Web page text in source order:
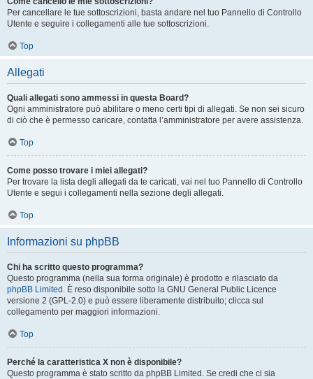
Per cancellare le tue sottoscrizioni, basta andare nel tuo Pannello di Controllo
Utente e seguire i collegamenti alle tue sottoscrizioni.
Top
Allegati
Quali allegati sono ammessi in questa Board?
Ogni amministratore può abilitare o meno certi tipi di allegati. Se non sei sicuro
di ciò che è permesso caricare, contatta l’amministratore per avere assistenza.
Top
Come posso trovare i miei allegati?
Per trovare la lista degli allegati da te caricati, vai nel tuo Pannello di Controllo
Utente e segui i collegamenti nella sezione degli allegati.
Top
Informazioni su phpBB
Chi ha scritto questo programma?
Questo programma (nella sua forma originale) è prodotto e rilasciato da
phpBB Limited . È reso disponibile sotto la GNU General Public Licence
versione 2 (GPL-2.0) e può essere liberamente distribuito; clicca sul
collegamento per maggiori informazioni.
Top
Perché la caratteristica X non è disponibile?
Questo programma è stato scritto da phpBB Limited. Se credi che ci sia